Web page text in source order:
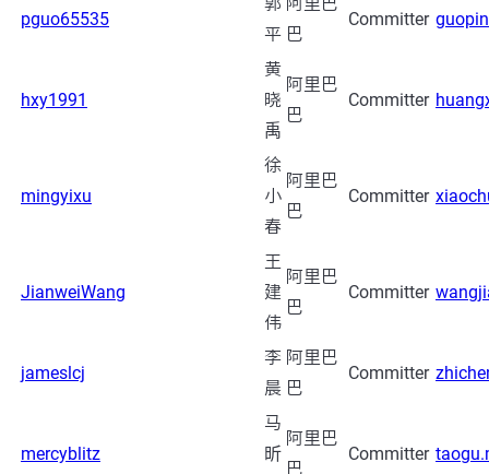
pguo65535
平 巴
Committer
hxy1991
黄
晓
禹
阿里巴
巴
Committer
mingyixu
徐
小
春
阿里巴
巴
Committer
JianweiWang
王
建
伟
阿里巴
巴
Committer
jameslcj
李
晨
阿里巴
巴
Committer
mercyblitz
马
昕
阿里巴
巴
Committer